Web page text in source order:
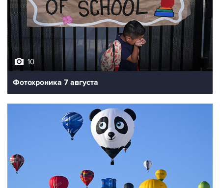
10
Фотохроника 7 августа